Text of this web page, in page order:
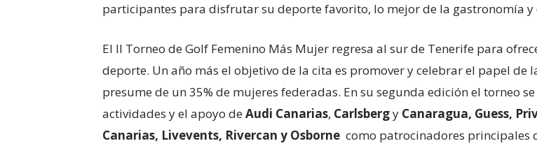
participantes para disfrutar su deporte favorito, lo mejor de la gastronomía y
El II Torneo de Golf Femenino Más Mujer regresa al sur de Tenerife para
deporte. Un año más el objetivo de la cita es promover y celebrar el papel
presume de un 35% de mujeres federadas. En su segunda edición el torneo
actividades y el apoyo de Audi Canarias, Carlsbergy Canaragua, Guess,
Canarias, Livevents, Rivercan y Osborne como patrocinadores principales